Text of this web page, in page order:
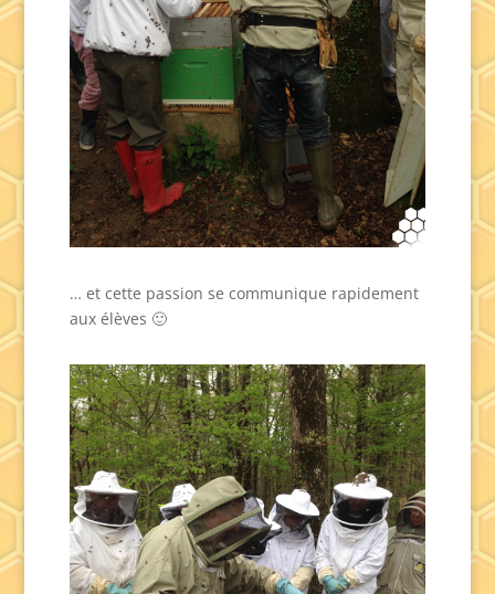
… et cette passion se communique rapidement
aux élèves 🙂